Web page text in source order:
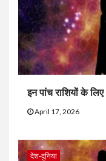
इन पांच राशियों के
April 17, 2026
देश-दुनिया